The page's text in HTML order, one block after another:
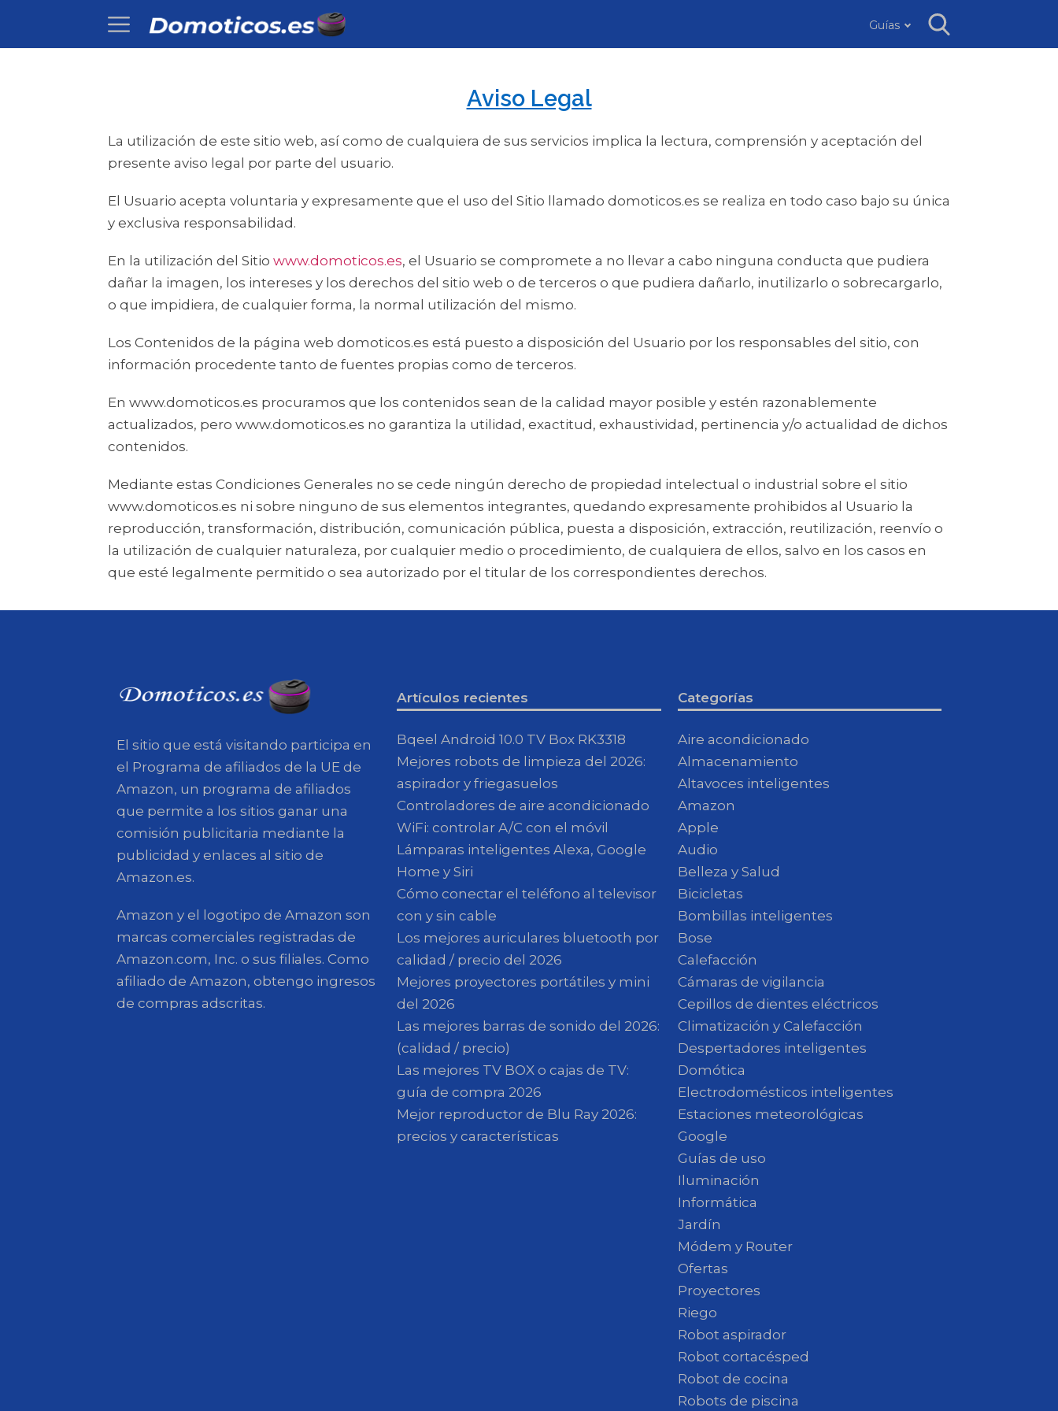
Guías
Aviso Legal
La utilización de este sitio web, así como de cualquiera de sus servicios implica la lectura, comprensión y aceptación del
presente aviso legal por parte del usuario.
El Usuario acepta voluntaria y expresamente que el uso del Sitio llamado domoticos.es se realiza en todo caso bajo su única
y exclusiva responsabilidad.
En la utilización del Sitio www.domoticos.es, el Usuario se compromete a no llevar a cabo ninguna conducta que pudiera
dañar la imagen, los intereses y los derechos del sitio web o de terceros o que pudiera dañarlo, inutilizarlo o sobrecargarlo,
o que impidiera, de cualquier forma, la normal utilización del mismo.
Los Contenidos de la página web domoticos.es está puesto a disposición del Usuario por los responsables del sitio, con
información procedente tanto de fuentes propias como de terceros.
En www.domoticos.es procuramos que los contenidos sean de la calidad mayor posible y estén razonablemente
actualizados, pero www.domoticos.es no garantiza la utilidad, exactitud, exhaustividad, pertinencia y/o actualidad de dichos
contenidos.
Mediante estas Condiciones Generales no se cede ningún derecho de propiedad intelectual o industrial sobre el sitio
www.domoticos.es ni sobre ninguno de sus elementos integrantes, quedando expresamente prohibidos al Usuario la
reproducción, transformación, distribución, comunicación pública, puesta a disposición, extracción, reutilización, reenvío o
la utilización de cualquier naturaleza, por cualquier medio o procedimiento, de cualquiera de ellos, salvo en los casos en
que esté legalmente permitido o sea autorizado por el titular de los correspondientes derechos.
El sitio que está visitando participa en
el Programa de afiliados de la UE de
Amazon, un programa de afiliados
que permite a los sitios ganar una
comisión publicitaria mediante la
publicidad y enlaces al sitio de
Amazon.es.
Amazon y el logotipo de Amazon son
marcas comerciales registradas de
Amazon.com, Inc. o sus filiales. Como
afiliado de Amazon, obtengo ingresos
de compras adscritas.
Artículos recientes
Bqeel Android 10.0 TV Box RK3318
Mejores robots de limpieza del 2026:
aspirador y friegasuelos
Controladores de aire acondicionado
WiFi: controlar A/C con el móvil
Lámparas inteligentes Alexa, Google
Home y Siri
Cómo conectar el teléfono al televisor
con y sin cable
Los mejores auriculares bluetooth por
calidad / precio del 2026
Mejores proyectores portátiles y mini
del 2026
Las mejores barras de sonido del 2026:
(calidad / precio)
Las mejores TV BOX o cajas de TV:
guía de compra 2026
Mejor reproductor de Blu Ray 2026:
precios y características
Categorías
Aire acondicionado
Almacenamiento
Altavoces inteligentes
Amazon
Apple
Audio
Belleza y Salud
Bicicletas
Bombillas inteligentes
Bose
Calefacción
Cámaras de vigilancia
Cepillos de dientes eléctricos
Climatización y Calefacción
Despertadores inteligentes
Domótica
Electrodomésticos inteligentes
Estaciones meteorológicas
Google
Guías de uso
Iluminación
Informática
Jardín
Módem y Router
Ofertas
Proyectores
Riego
Robot aspirador
Robot cortacésped
Robot de cocina
Robots de piscina